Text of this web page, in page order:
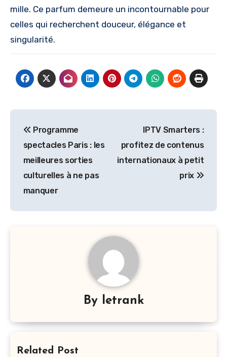
mille. Ce parfum demeure un incontournable pour
celles qui recherchent douceur, élégance et
singularité.
navigation
Programme
spectacles Paris : les
meilleures sorties
culturelles à ne pas
manquer
IPTV Smarters :
profitez de contenus
internationaux à petit
prix
By letrank
Related Post